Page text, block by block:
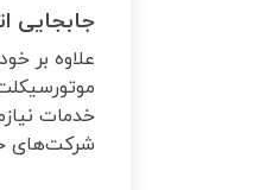
جابجایی
علاوه بر
خدمات
شرکت‌های